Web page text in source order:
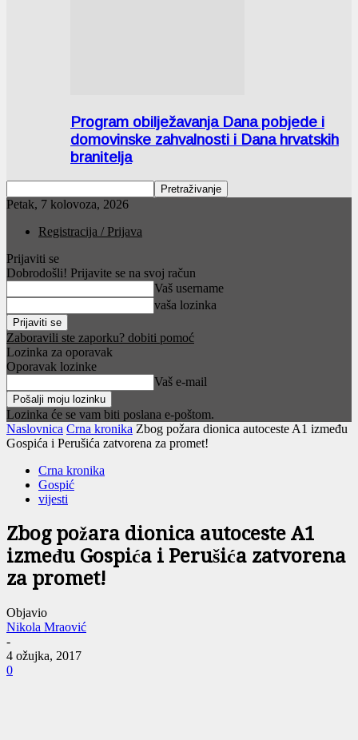
Program obilježavanja Dana pobjede i
domovinske zahvalnosti i Dana hrvatskih
branitelja
Petak, 7 kolovoza, 2026
Registracija / Prijava
Prijaviti se
Dobrodošli! Prijavite se na svoj račun
Vaš username
vaša lozinka
Zaboravili ste zaporku? dobiti pomoć
Lozinka za oporavak
Oporavak lozinke
Vaš e-mail
Lozinka će se vam biti poslana e-poštom.
Naslovnica Crna kronika Zbog požara dionica autoceste A1 između
Gospića i Perušića zatvorena za promet!
Crna kronika
Gospić
vijesti
Zbog požara dionica autoceste A1
između Gospića i Perušića zatvorena
za promet!
Objavio
Nikola Mraović
-
4 ožujka, 2017
0